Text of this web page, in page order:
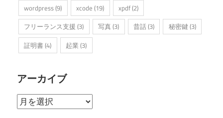
wordpress(9) xcode (19) xpdf(2)
フリーランス支援 (3) 写真(3) 昔話(3) 秘密鍵 (3)
証明書(4) 起業 (3)
アーカイブ
ア